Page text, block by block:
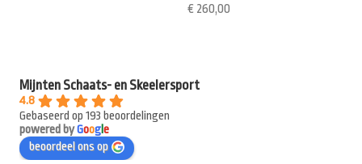
€ 260,00
Mijnten Schaats- en Skeelersport
4.8
Gebaseerd op 193 beoordelingen
powered byGooge
beoordeel ons op